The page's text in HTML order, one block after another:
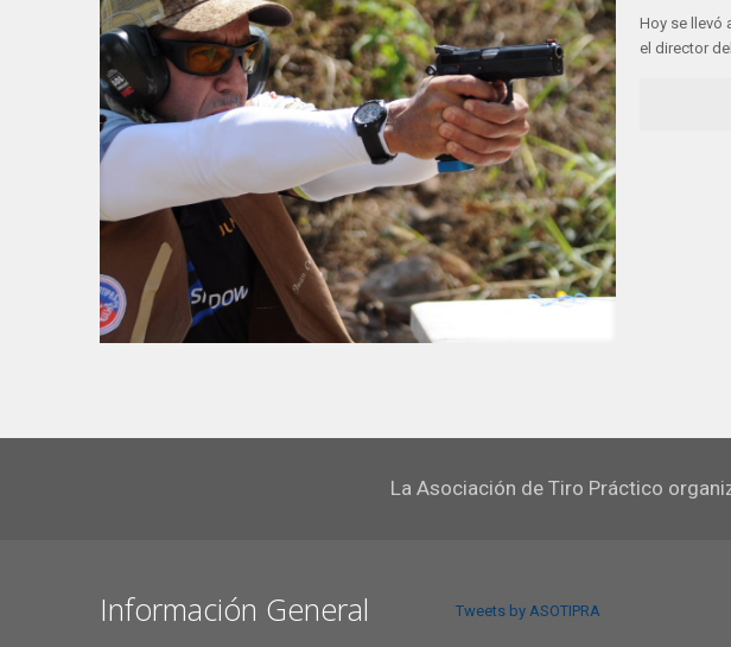
Hoy se llevó
el director del
La Asociación de Tiro Práctico
Información General Tweets by ASOTIPRA